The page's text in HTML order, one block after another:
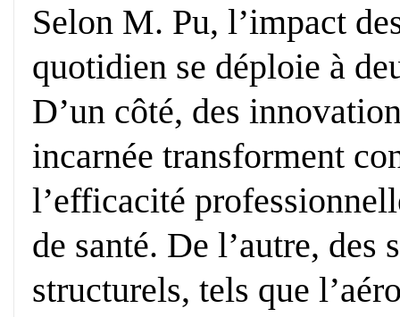
Selon M. Pu, l’impact
quotidien se déploie à
D’un côté, des
incarnée transforment
l’efficacité
de santé. De l’autre, des
structurels, tels que